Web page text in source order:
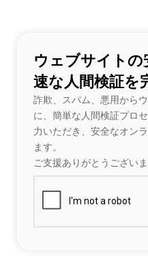
ウェブサイト
速な人間検証を
詐欺、スパム、悪用から
に、簡単な人間検証プロ
力いただき、安全なオン
ます。
ご支援ありがとうございま